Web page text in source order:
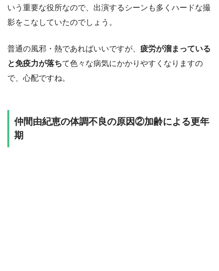
いう重要な役所なので、出演するシーンも多くハードな撮
影をこなしていたのでしょう。
普通の風邪・熱であればいいですが、 疲労が溜まっている
と免疫力が落ちて色々な病気にかかりやすくなりますの
で、心配ですね。
仲間由紀恵の体調不良の原因②加齢による更年
期